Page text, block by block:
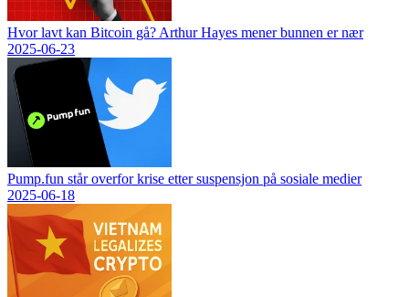
Hvor lavt kan Bitcoin gå? Arthur Hayes mener bunnen er nær
2025-06-23
Pump.fun står overfor krise etter suspensjon på sosiale medier
2025-06-18